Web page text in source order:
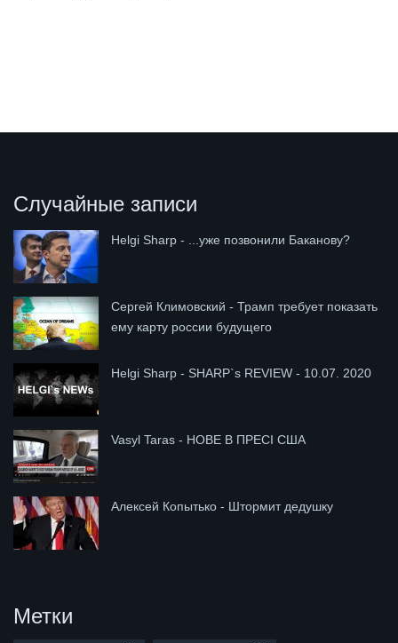
Случайные записи
Helgi Sharp - ...уже позвонили Баканову?
Сергей Климовский - Трамп требует показать
ему карту россии будущего
Helgi Sharp - SHARP`s REVIEW - 10.07. 2020
Vasyl Taras - НОВЕ В ПРЕСІ США
Алексей Копытько - Штормит дедушку
Метки